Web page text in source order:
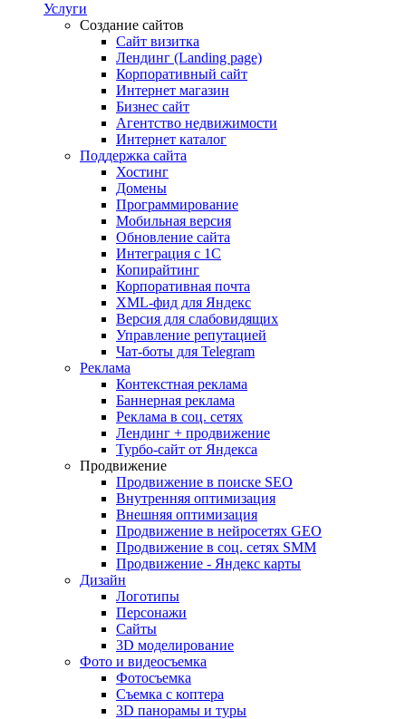
Услуги
Создание сайтов
Сайт визитка
Лендинг (Landing page)
Корпоративный сайт
Интернет магазин
Бизнес сайт
Агентство недвижимости
Интернет каталог
Поддержка сайта
Хостинг
Домены
Программирование
Мобильная версия
Обновление сайта
Интеграция с 1С
Копирайтинг
Корпоративная почта
XML-фид для Яндекс
Версия для слабовидящих
Управление репутацией
Чат-боты для Telegram
Реклама
Контекстная реклама
Баннерная реклама
Реклама в соц. сетях
Лендинг + продвижение
Турбо-сайт от Яндекса
Продвижение
Продвижение в поиске SEO
Внутренняя оптимизация
Внешняя оптимизация
Продвижение в нейросетях GEO
Продвижение в соц. сетях SMM
Продвижение - Яндекс карты
Дизайн
Логотипы
Персонажи
Сайты
3D моделирование
Фото и видеосъемка
Фотосъемка
Съемка с коптера
3D панорамы и туры